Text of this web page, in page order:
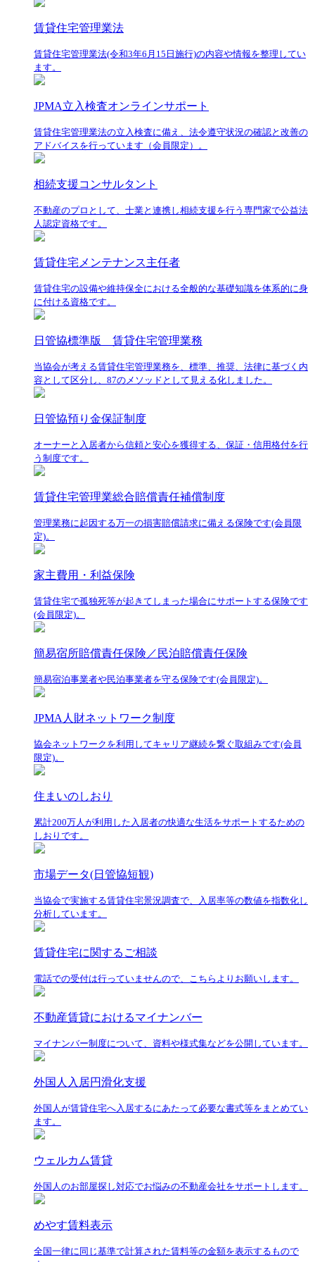
賃貸住宅管理業法
賃貸住宅管理業法(令和3年6月15日施行)の内容や情報を整理してい
ます。
JPMA立入検査オンラインサポート
賃貸住宅管理業法の立入検査に備え、法令遵守状況の確認と改善の
アドバイスを行っています（会員限定）。
相続支援コンサルタント
不動産のプロとして、士業と連携し相続支援を行う専門家で公益法
人認定資格です。
賃貸住宅メンテナンス主任者
賃貸住宅の設備や維持保全における全般的な基礎知識を体系的に身
に付ける資格です。
日管協標準版 賃貸住宅管理業務
当協会が考える賃貸住宅管理業務を、標準、推奨、法律に基づく内
容として区分し、87のメソッドとして見える化しました。
日管協預り金保証制度
オーナーと入居者から信頼と安心を獲得する、保証・信用格付を行
う制度です。
賃貸住宅管理業総合賠償責任補償制度
管理業務に起因する万一の損害賠償請求に備える保険です(会員限
定)。
家主費用・利益保険
賃貸住宅で孤独死等が起きてしまった場合にサポートする保険です
(会員限定)。
簡易宿所賠償責任保険／民泊賠償責任保険
簡易宿泊事業者や民泊事業者を守る保険です(会員限定)。
JPMA人財ネットワーク制度
協会ネットワークを利用してキャリア継続を繋ぐ取組みです(会員
限定)。
住まいのしおり
累計200万人が利用した入居者の快適な生活をサポートするための
しおりです。
市場データ(日管協短観)
当協会で実施する賃貸住宅景況調査で、入居率等の数値を指数化し
分析しています。
賃貸住宅に関するご相談
電話での受付は行っていませんので、こちらよりお願いします。
不動産賃貸におけるマイナンバー
マイナンバー制度について、資料や様式集などを公開しています。
外国人入居円滑化支援
外国人が賃貸住宅へ入居するにあたって必要な書式等をまとめてい
ます。
ウェルカム賃貸
外国人のお部屋探し対応でお悩みの不動産会社をサポートします。
めやす賃料表示
全国一律に同じ基準で計算された賃料等の金額を表示するもので